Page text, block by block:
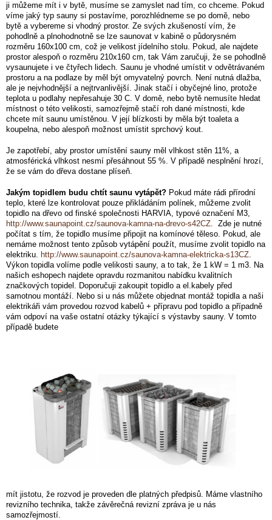
ji můžeme mít i v bytě, musíme se zamyslet nad tím, co chceme. Pokud
víme jaký typ sauny si postavíme, porozhlédneme se po domě, nebo
bytě a vybereme si vhodný prostor. Ze svých zkušeností vím, že
pohodlně a plnohodnotně se lze saunovat v kabině o půdorysném
rozměru 160x100 cm, což je velikost jídelního stolu. Pokud, ale najdete
prostor alespoň o rozměru 210x160 cm, tak Vám zaručuji, že se pohodlně
vysaunujete i ve čtyřech lidech. Saunu je vhodné umístit v odvětrávaném
prostoru a na podlaze by měl být omyvatelný povrch. Není nutná dlažba,
ale je nejvhodnější a nejtrvanlivější. Jinak stačí i obyčejné lino, protože
teplota u podlahy nepřesahuje 30 C. V domě, nebo bytě nemusíte hledat
místnost o této velikosti, samozřejmě stačí roh dané místnosti, kde
chcete mít saunu umístěnou. V její blízkosti by měla být toaleta a
koupelna, nebo alespoň možnost umístit sprchový kout.
Je zapotřebí, aby prostor umístění sauny měl vlhkost stěn 11%, a
atmosférická vlhkost nesmí přesáhnout 55 %. V případě nesplnění hrozí,
že se vám do dřeva dostane plíseň.
Jakým topidlem budu chtít saunu vytápět? Pokud máte rádi přírodní
teplo, které lze kontrolovat pouze přikládáním polínek, můžeme zvolit
topidlo na dřevo od finské společnosti HARVIA, typové označení M3,
http://www.saunapoint.cz/saunova-kamna-na-drevo-s42CZ. Zde je nutné
počítat s tím, že topidlo musíme připojit na komínové těleso. Pokud, ale
nemáme možnost tento způsob vytápění použít, musíme zvolit topidlo na
elektriku. http://www.saunapoint.cz/saunova-kamna-elektricka-s13CZ.
Výkon topidla volíme podle velikosti sauny, a to tak, že 1 kW = 1 m3. Na
našich eshopech najdete opravdu rozmanitou nabídku kvalitních
značkových topidel. Doporučuji zakoupit topidlo a el.kabely před
samotnou montáží. Nebo si u nás můžete objednat montáž topidla a naši
elektrikáři vám provedou rozvod kabelů + přípravu pod topidlo a případně
vám odpoví na vaše ostatní otázky týkající s výstavby sauny. V tomto
případě budete
mít jistotu, že rozvod je proveden dle platných předpisů. Máme vlastního
revizního technika, takže závěrečná revizní zpráva je u nás
samozřejmostí.